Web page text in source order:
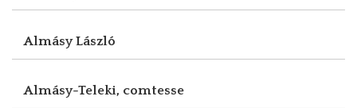
Almásy László
Almásy-Teleki, comtesse